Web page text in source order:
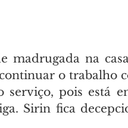
madrugada na
o trabalho
serviço, pois está
Sirin fica